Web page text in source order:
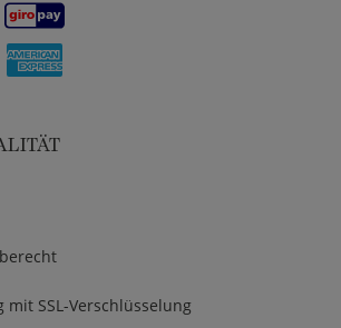
mit SSL-Verschlüsselung